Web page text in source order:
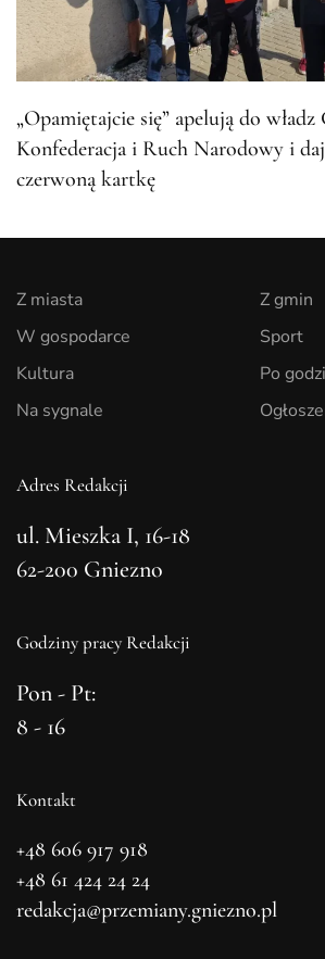
„Opamiętajcie się” apelują do władz
Konfederacja i Ruch Narodowy i
czerwoną kartkę
Z miasta
W gospodarce
Kultura
Na sygnale
Z gmin
Sport
Po
Adres Redakcji
ul. Mieszka I, 16-18
62-200 Gniezno
Godziny pracy Redakcji
Pon - Pt:
8 - 16
Kontakt
+48 606 917 918
+48 61 424 24 24
redakcja@przemiany.gniezno.pl